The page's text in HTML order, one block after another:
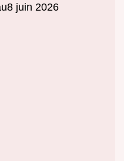
8 juin 2026